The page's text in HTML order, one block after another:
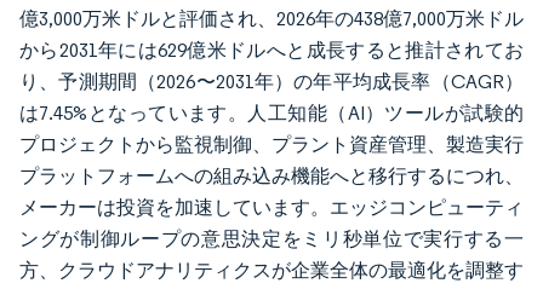
億3,000万米ドルと評価され、2026年の438億7,000万米ドル
から2031年には629億米ドルへと成長すると推計されてお
り、予測期間（2026〜2031年）の年平均成長率（CAGR）
は7.45%となっています。人工知能（AI）ツールが試験的
プロジェクトから監視制御、プラント資産管理、製造実行
プラットフォームへの組み込み機能へと移行するにつれ、
メーカーは投資を加速しています。エッジコンピューティ
ングが制御ループの意思決定をミリ秒単位で実行する一
方、クラウドアナリティクスが企業全体の最適化を調整す